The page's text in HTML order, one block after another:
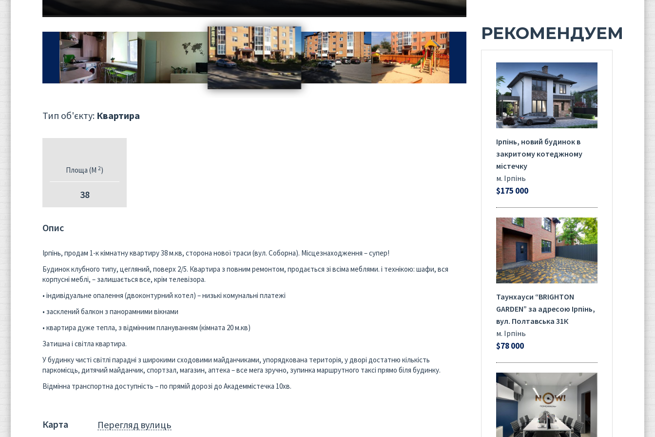
Тип об'єкту: Квартира
Площа (M 2)
38
Опис
Ірпінь, продам 1-к кімнатну квартиру 38 м.кв, сторона нової траси (вул. Соборна). Місцезнаходження – супер!
Будинок клубного типу, цегляний, поверх 2/5. Квартира з повним ремонтом, продається зі всіма меблями. і технікою: шафи, вся
корпусні меблі, – залишається все, крім телевізора.
• індивідуальне опалення (двоконтурний котел) – низькі комунальні платежі
• засклений балкон з панорамними вікнами
• квартира дуже тепла, з відмінним плануванням (кімната 20 м.кв)
Затишна і світла квартира.
У будинку чисті світлі парадні з широкими сходовими майданчиками, упорядкована територія, у дворі достатню кількість
паркомісць, дитячий майданчик, спортзал, магазин, аптека – все мега зручно, зупинка маршрутного таксі прямо біля будинку.
Відмінна транспортна доступність – по прямій дорозі до Академмістечка 10хв.
Карта Перегляд вулиць
РЕКОМЕНДУЕМ
Ірпінь, новий будинок в
закритому котеджному
містечку
м. Ірпінь
$175 000
Таунхауси “BRIGHTON
GARDEN” за адресою Ірпінь,
вул. Полтавська 31К
м. Ірпінь
$78 000